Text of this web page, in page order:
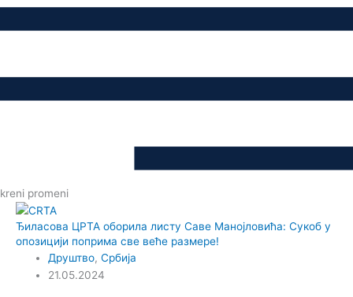
kreni promeni
Ђиласова ЦРТА оборила листу Саве Манојловића: Сукоб у
опозицији поприма све веће размере!
Друштво,Србија
21.05.2024